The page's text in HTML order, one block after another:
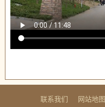
联系我们 网站地图